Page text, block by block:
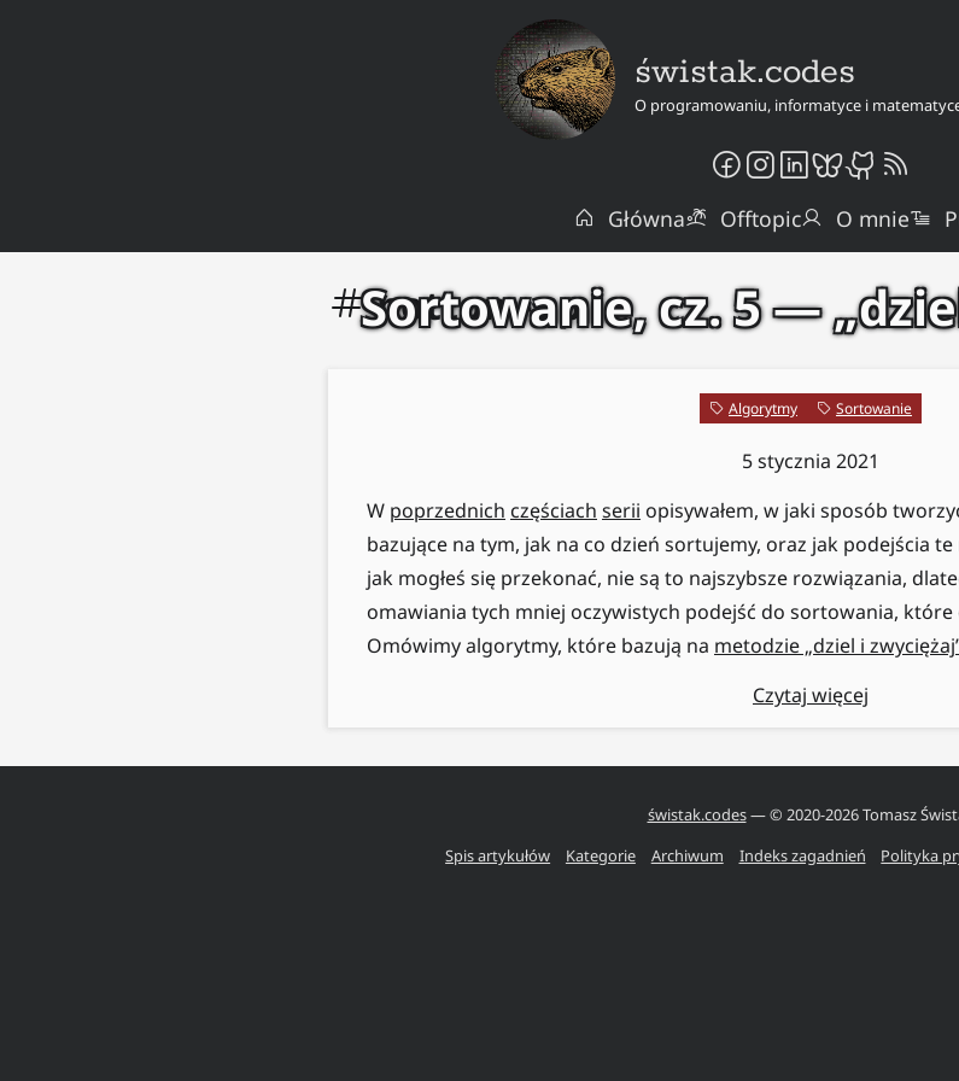
świstak.codes
O programowaniu, informatyce i
Główna Offtopic O mnie
bottom-up
Sortowanie, cz. 5 —
Algorytmy Sortowanie
5 stycznia 2021
W poprzednich częściach serii opisywałem, w jaki sposób
bazujące na tym, jak na co dzień sortujemy, oraz jak podejścia
jak mogłeś się przekonać, nie są to najszybsze rozwiązania,
omawiania tych mniej oczywistych podejść do sortowania, które
Omówimy algorytmy, które bazują na metodzie „dziel i
Czytaj więcej
świstak.codes— © 2020-2026Tomasz
Spis artykułów
Kategorie Archiwum Indeks zagadnień Polityka